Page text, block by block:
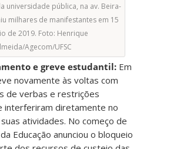
universidade pública, na av. Beira-
milhares de manifestantes em 15
de 2019. Foto: Henrique
Agecom/UFSC
e greve estudantil: Em
novamente às voltas com
de verbas e restrições
interferiram diretamente no
atividades. No começo de
Educação anunciou o bloqueio